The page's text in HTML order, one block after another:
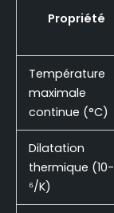
Propriété
Température
maximale
continue (°C)
Dilatation
thermique (10-
⁶/K)